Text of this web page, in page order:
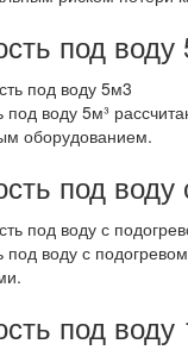
под воду
под воду 5м³
оборудованием.
под воду
под воду с
под воду